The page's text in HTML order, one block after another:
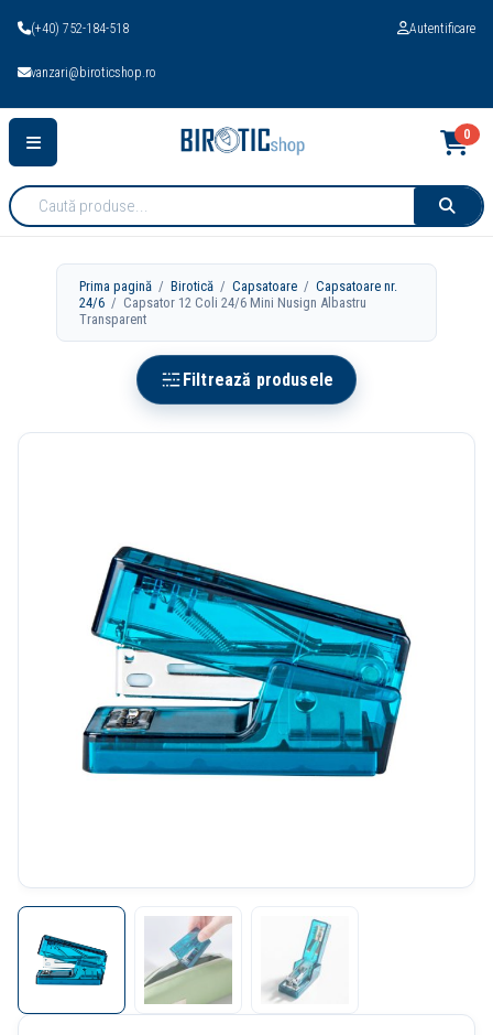
(+40) 752-184-518
vanzari@biroticshop.ro
Autentificare
Cauta
produse:
0
Prima pagină /Birotică /Capsatoare /Capsatoare nr.
24/6 / Capsator 12 Coli 24/6 Mini Nusign Albastru
Transparent
Filtrează produsele